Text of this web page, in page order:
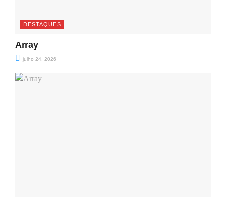
DESTAQUES
Array
julho 24, 2026